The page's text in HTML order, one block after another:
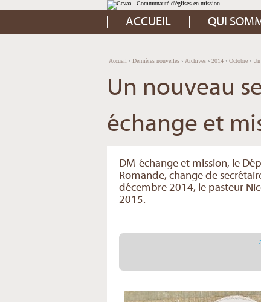
Aller
au
contenu.
Aller
à
Outils
personnels
ACCUEIL QUI
Accueil › Dernières nouvelles › Archives › 2014 › Octobre › Un
Un nouveau
échange et
DM-échange et mission, le
Romande, change de
décembre 2014, le pasteur
2015.